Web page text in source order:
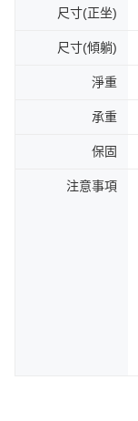
尺寸(正坐)
尺寸(傾躺)
淨重
承重
保固
注意事項